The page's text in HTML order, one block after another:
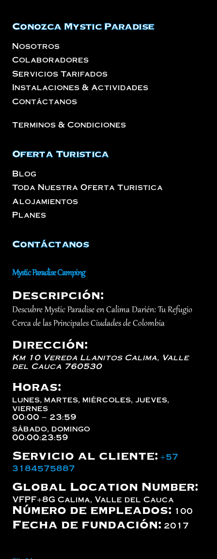
Conozca Mystic Paradise
Nosotros
Colaboradores
Servicios Tarifados
Instalaciones & Actividades
Contáctanos
Terminos & Condiciones
Oferta Turistica
Blog
Toda Nuestra Oferta Turistica
Alojamientos
Planes
Contáctanos
Mystic Paradise Camping
Descripción:
Descubre Mystic Paradise en Calima Darién: Tu Refugio
Cerca de las Principales Ciudades de Colombia
Dirección:
Km 10 Vereda Llanitos Calima, Valle
del Cauca 760530
Horas:
lunes, martes, miércoles, jueves,
viernes
00:00 – 23:59
sábado, domingo
00:00:23:59
Servicio al cliente: +57
3184575887
Global Location Number:
VFPF+8G Calima, Valle del Cauca
Número de empleados: 100
Fecha de fundación: 2017